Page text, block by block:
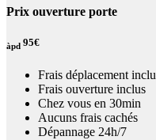
Prix ouverture porte
àpd 95€
Frais déplacement
Frais ouverture inclus
Chez vous en 30min
Aucuns frais cachés
Dépannage 24h/7